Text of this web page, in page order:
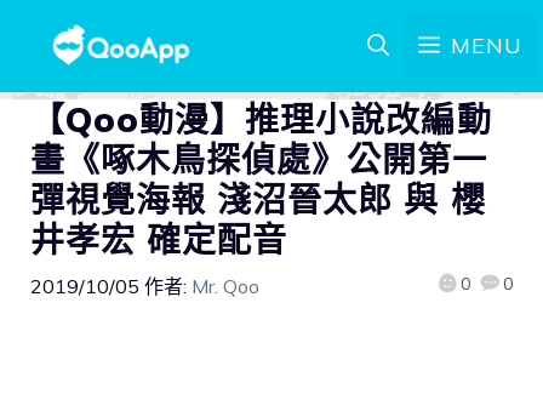
MENU
【Qoo動漫】推理小說改編動
畫《啄木鳥探偵處》公開第一
彈視覺海報 淺沼晉太郎 與 櫻
井孝宏 確定配音
2019/10/05 作者: Mr. Qoo 0 0